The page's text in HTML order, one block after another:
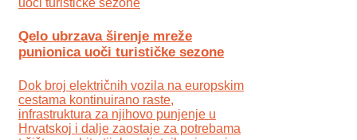
Qelo ubrzava širenje mreže
punionica uoči turističke sezone
Dok broj električnih vozila na europskim
cestama kontinuirano raste,
infrastruktura za njihovo punjenje u
Hrvatskoj i dalje zaostaje za potrebama